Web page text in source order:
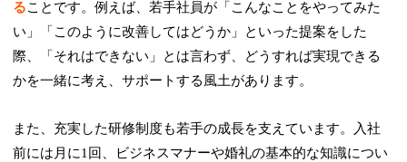
ることです。例えば、若手社員が「こんなことをやってみた
い」「このように改善してはどうか」といった提案をした
際、「それはできない」とは言わず、どうすれば実現できる
かを一緒に考え、サポートする風土があります。
また、充実した研修制度も若手の成長を支えています。入社
前には月に1回、ビジネスマナーや婚礼の基本的な知識につい